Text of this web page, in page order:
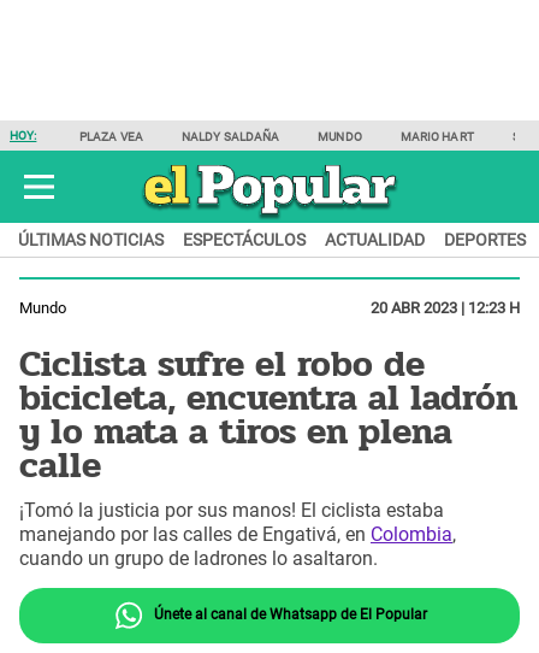
HOY: PLAZA VEA NALDY SALDAÑA MUNDO MARIO HART
ÚLTIMAS NOTICIAS ESPECTÁCULOS ACTUALIDAD DEPORTES
Mundo 20 ABR 2023 | 12:23 H
Ciclista sufre el robo de
bicicleta, encuentra al ladrón
y lo mata a tiros en plena
calle
¡Tomó la justicia por sus manos! El ciclista estaba
manejando por las calles de Engativá, en Colombia,
cuando un grupo de ladrones lo asaltaron.
Únete al canal de Whatsapp de El Popular